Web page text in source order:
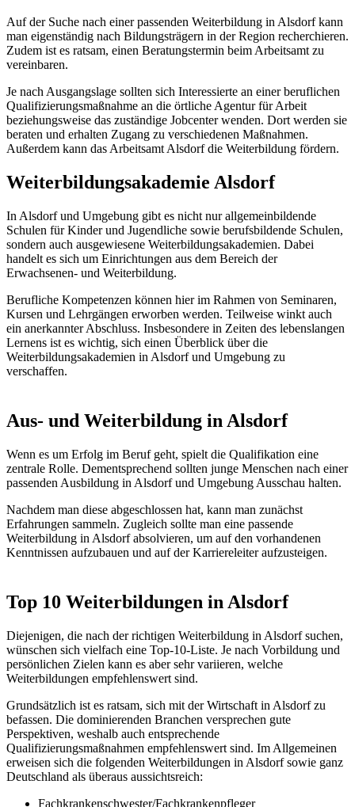
Auf der Suche nach einer passenden Weiterbildung in Alsdorf kann
man eigenständig nach Bildungsträgern in der Region recherchieren.
Zudem ist es ratsam, einen Beratungstermin beim Arbeitsamt zu
vereinbaren.
Je nach Ausgangslage sollten sich Interessierte an einer beruflichen
Qualifizierungsmaßnahme an die örtliche Agentur für Arbeit
beziehungsweise das zuständige Jobcenter wenden. Dort werden sie
beraten und erhalten Zugang zu verschiedenen Maßnahmen.
Außerdem kann das Arbeitsamt Alsdorf die Weiterbildung fördern.
Weiterbildungsakademie Alsdorf
In Alsdorf und Umgebung gibt es nicht nur allgemeinbildende
Schulen für Kinder und Jugendliche sowie berufsbildende Schulen,
sondern auch ausgewiesene Weiterbildungsakademien. Dabei
handelt es sich um Einrichtungen aus dem Bereich der
Erwachsenen- und Weiterbildung.
Berufliche Kompetenzen können hier im Rahmen von Seminaren,
Kursen und Lehrgängen erworben werden. Teilweise winkt auch
ein anerkannter Abschluss. Insbesondere in Zeiten des lebenslangen
Lernens ist es wichtig, sich einen Überblick über die
Weiterbildungsakademien in Alsdorf und Umgebung zu
verschaffen.
Aus- und Weiterbildung in Alsdorf
Wenn es um Erfolg im Beruf geht, spielt die Qualifikation eine
zentrale Rolle. Dementsprechend sollten junge Menschen nach einer
passenden Ausbildung in Alsdorf und Umgebung Ausschau halten.
Nachdem man diese abgeschlossen hat, kann man zunächst
Erfahrungen sammeln. Zugleich sollte man eine passende
Weiterbildung in Alsdorf absolvieren, um auf den vorhandenen
Kenntnissen aufzubauen und auf der Karriereleiter aufzusteigen.
Top 10 Weiterbildungen in Alsdorf
Diejenigen, die nach der richtigen Weiterbildung in Alsdorf suchen,
wünschen sich vielfach eine Top-10-Liste. Je nach Vorbildung und
persönlichen Zielen kann es aber sehr variieren, welche
Weiterbildungen empfehlenswert sind.
Grundsätzlich ist es ratsam, sich mit der Wirtschaft in Alsdorf zu
befassen. Die dominierenden Branchen versprechen gute
Perspektiven, weshalb auch entsprechende
Qualifizierungsmaßnahmen empfehlenswert sind. Im Allgemeinen
erweisen sich die folgenden Weiterbildungen in Alsdorf sowie ganz
Deutschland als überaus aussichtsreich:
Fachkrankenschwester/Fachkrankenpfleger